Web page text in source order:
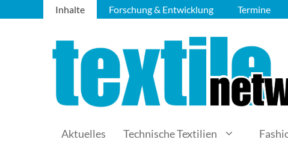
Inhalte Forschung & Entwicklung Termine
Aktuelles Technische Textilien